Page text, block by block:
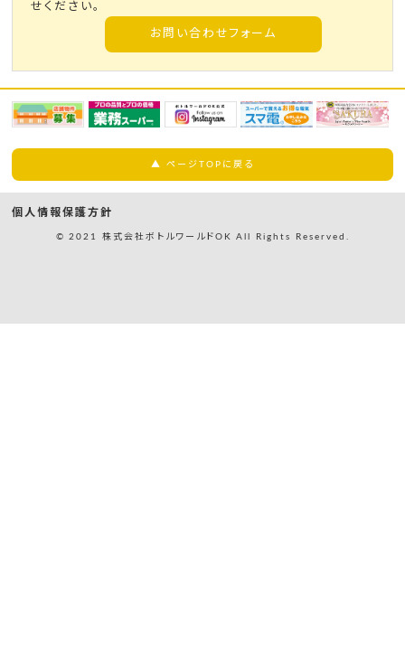
せください。
お問い合わせフォーム
▲ ページTOPに戻る
個人情報保護方針
© 2021 株式会社ボトルワールドOK All Rights Reserved.